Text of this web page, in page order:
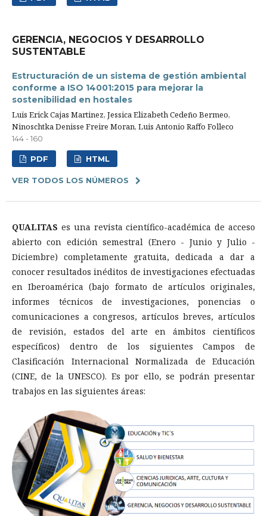
GERENCIA, NEGOCIOS Y DESARROLLO
SUSTENTABLE
Estructuración de un sistema de gestión ambiental
conforme a ISO 14001:2015 para mejorar la
sostenibilidad en hostales
Luis Erick Cajas Martinez, Jessica Elizabeth Cedeño Bermeo,
Ninoschtka Denisse Freire Moran, Luis Antonio Raffo Folleco
144 - 160
PDF HTML
VER TODOS LOS NÚMEROS
QUALITAS es una revista científico-académica de acceso
abierto con edición semestral (Enero - Junio y Julio -
Diciembre) completamente gratuita, dedicada a dar a
conocer resultados inéditos de investigaciones efectuadas
en Iberoamérica (bajo formato de artículos originales,
informes técnicos de investigaciones, ponencias o
comunicaciones a congresos, artículos breves, artículos
de revisión, estados del arte en ámbitos científicos
específicos) dentro de los siguientes Campos de
Clasificación Internacional Normalizada de Educación
(CINE, de la UNESCO). Es por ello, se podrán presentar
trabajos en las siguientes áreas: